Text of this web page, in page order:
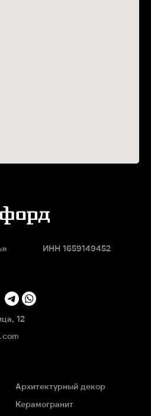
ИНН 1659149452
Архитектурный декор
Керамогранит
»
12